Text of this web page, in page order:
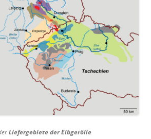
Liefergebiete der Elbgerölle